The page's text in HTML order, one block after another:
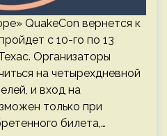
QuakeCon вернется к
с 10-го по 13
Организаторы
на четырехдневной
и вход на
только при
билета,…